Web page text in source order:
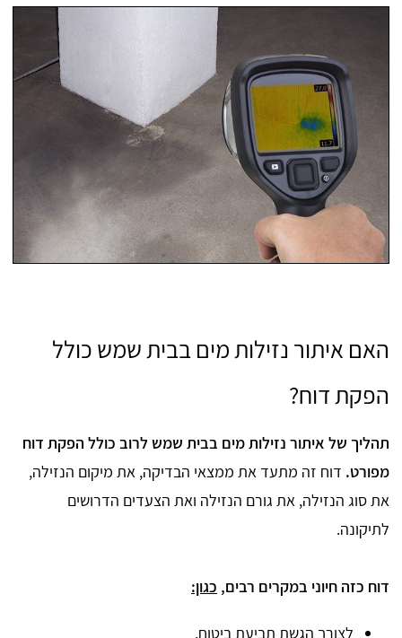
האם איתור נזילות מים בבית שמש כולל
הפקת דוח?
תהליך של איתור נזילות מים בבית שמש לרוב כולל הפקת דוח
מפורט. דוח זה מתעד את ממצאי הבדיקה, את מיקום הנזילה,
את סוג הנזילה, את גורם הנזילה ואת הצעדים הדרושים
לתיקונה.
דוח כזה חיוני במקרים רבים, כגון:
לצורך הגשת תביעת ביטוח.